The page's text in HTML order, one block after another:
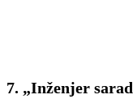
7. „Inženjer